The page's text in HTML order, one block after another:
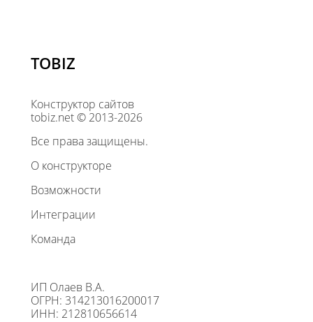
TOBIZ
Конструктор сайтов
tobiz.net © 2013-2026
Все права защищены.
О конструкторе
Возможности
Интеграции
Команда
ИП Олаев В.А.
ОГРН: 314213016200017
ИНН: 212810656614